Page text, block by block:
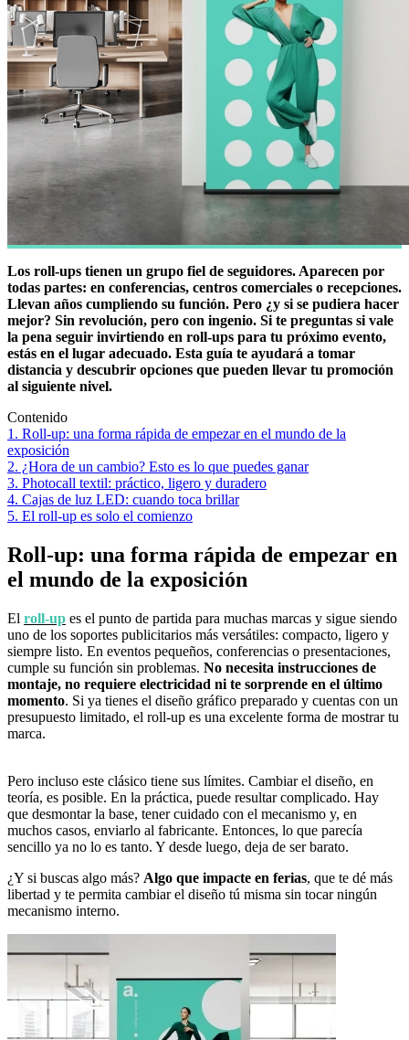
Los roll-ups tienen un grupo fiel de seguidores. Aparecen por
todas partes: en conferencias, centros comerciales o recepciones.
Llevan años cumpliendo su función. Pero ¿y si se pudiera hacer
mejor? Sin revolución, pero con ingenio. Si te preguntas si vale
la pena seguir invirtiendo en roll-ups para tu próximo evento,
estás en el lugar adecuado. Esta guía te ayudará a tomar
distancia y descubrir opciones que pueden llevar tu promoción
al siguiente nivel.
Contenido
1. Roll-up: una forma rápida de empezar en el mundo de la
exposición
2. ¿Hora de un cambio? Esto es lo que puedes ganar
3. Photocall textil: práctico, ligero y duradero
4. Cajas de luz LED: cuando toca brillar
5. El roll-up es solo el comienzo
Roll-up: una forma rápida de empezar en
el mundo de la exposición
El roll-up es el punto de partida para muchas marcas y sigue siendo
uno de los soportes publicitarios más versátiles: compacto, ligero y
siempre listo. En eventos pequeños, conferencias o presentaciones,
cumple su función sin problemas. No necesita instrucciones de
montaje, no requiere electricidad ni te sorprende en el último
momento. Si ya tienes el diseño gráfico preparado y cuentas con un
presupuesto limitado, el roll-up es una excelente forma de mostrar tu
marca.
Pero incluso este clásico tiene sus límites. Cambiar el diseño, en
teoría, es posible. En la práctica, puede resultar complicado. Hay
que desmontar la base, tener cuidado con el mecanismo y, en
muchos casos, enviarlo al fabricante. Entonces, lo que parecía
sencillo ya no lo es tanto. Y desde luego, deja de ser barato.
¿Y si buscas algo más? Algo que impacte en ferias, que te dé más
libertad y te permita cambiar el diseño tú misma sin tocar ningún
mecanismo interno.